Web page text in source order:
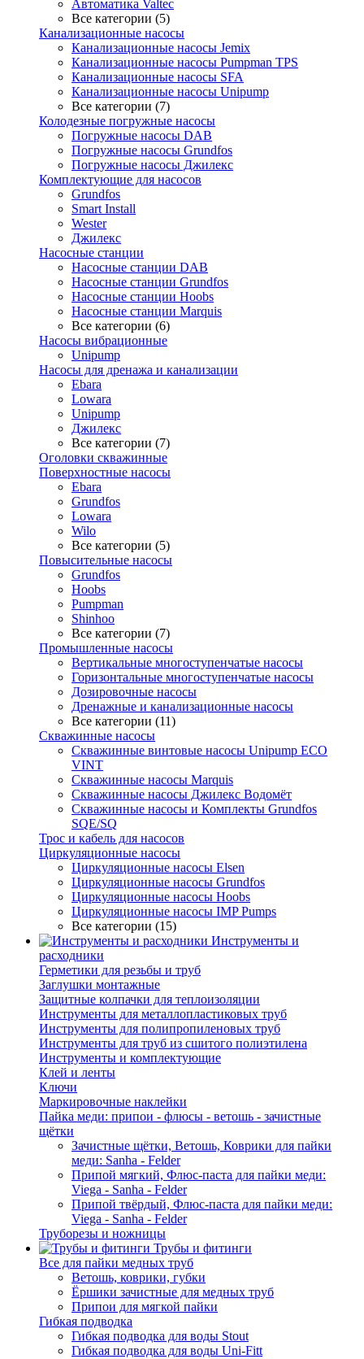
Автоматика Valtec
Все категории (5)
Канализационные насосы
Канализационные насосы Jemix
Канализационные насосы Pumpman TPS
Канализационные насосы SFA
Канализационные насосы Unipump
Все категории (7)
Колодезные погружные насосы
Погружные насосы DAB
Погружные насосы Grundfos
Погружные насосы Джилекс
Комплектующие для насосов
Grundfos
Smart Install
Wester
Джилекс
Насосные станции
Насосные станции DAB
Насосные станции Grundfos
Насосные станции Hoobs
Насосные станции Marquis
Все категории (6)
Насосы вибрационные
Unipump
Насосы для дренажа и канализации
Ebara
Lowara
Unipump
Джилекс
Все категории (7)
Оголовки скважинные
Поверхностные насосы
Ebara
Grundfos
Lowara
Wilo
Все категории (5)
Повысительные насосы
Grundfos
Hoobs
Pumpman
Shinhoo
Все категории (7)
Промышленные насосы
Вертикальные многоступенчатые насосы
Горизонтальные многоступенчатые насосы
Дозировочные насосы
Дренажные и канализационные насосы
Все категории (11)
Скважинные насосы
Скважинные винтовые насосы Unipump ECO
VINT
Скважинные насосы Marquis
Скважинные насосы Джилекс Водомёт
Скважинные насосы и Комплекты Grundfos
SQE/SQ
Трос и кабель для насосов
Циркуляционные насосы
Циркуляционные насосы Elsen
Циркуляционные насосы Grundfos
Циркуляционные насосы Hoobs
Циркуляционные насосы IMP Pumps
Все категории (15)
Инструменты и
расходники
Герметики для резьбы и труб
Заглушки монтажные
Защитные колпачки для теплоизоляции
Инструменты для металлопластиковых труб
Инструменты для полипропиленовых труб
Инструменты для труб из сшитого полиэтилена
Инструменты и комплектующие
Клей и ленты
Ключи
Маркировочные наклейки
Пайка меди: припои - флюсы - ветошь - зачистные
щётки
Зачистные щётки, Ветошь, Коврики для пайки
меди: Sanha - Felder
Припой мягкий, Флюс-паста для пайки меди:
Viega - Sanha - Felder
Припой твёрдый, Флюс-паста для пайки меди:
Viega - Sanha - Felder
Труборезы и ножницы
Трубы и фитинги
Все для пайки медных труб
Ветошь, коврики, губки
Ёршики зачистные для медных труб
Припои для мягкой пайки
Гибкая подводка
Гибкая подводка для воды Stout
Гибкая подводка для воды Uni-Fitt